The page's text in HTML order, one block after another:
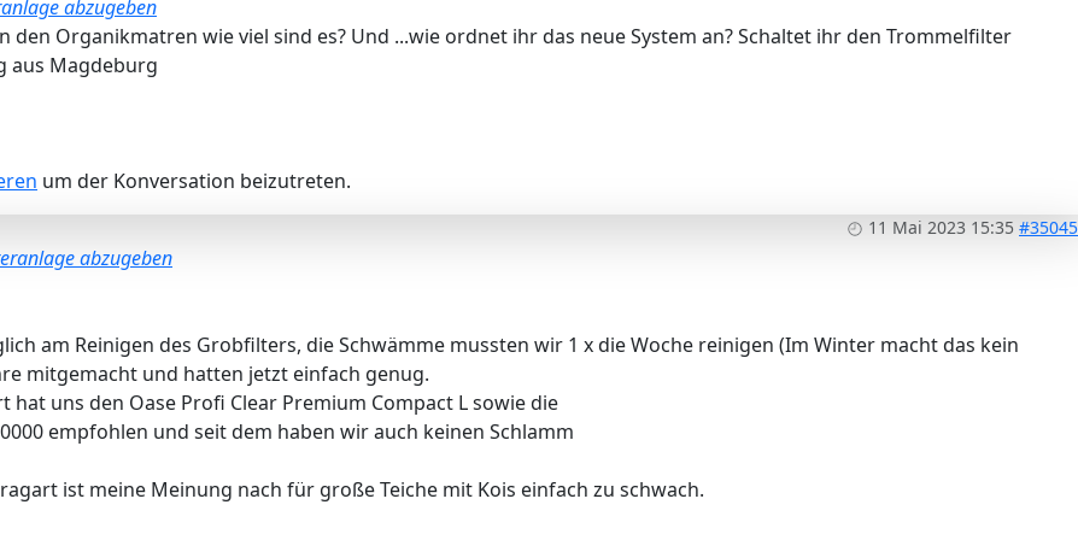
abzugeben
den Organikmatren wie viel sind es? Und ...wie ordnet ihr das neue System an? Schaltet ihr den Trommelfilter
aus Magdeburg
um der Konversation beizutreten.
11 Mai 2023 15:35 #35045
abzugeben
am Reinigen des Grobfilters, die Schwämme mussten wir 1 x die Woche reinigen (Im Winter macht das kein
mitgemacht und hatten jetzt einfach genug.
hat uns den Oase Profi Clear Premium Compact L sowie die
empfohlen und seit dem haben wir auch keinen Schlamm
ist meine Meinung nach für große Teiche mit Kois einfach zu schwach.